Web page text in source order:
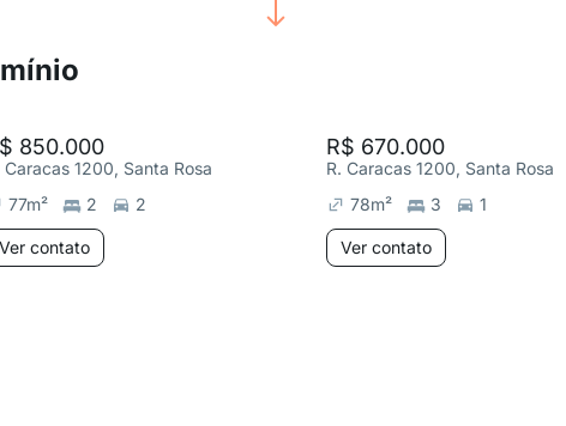
850.000
Caracas 1200, Santa Rosa
77m² 2 2
Ver contato
R$ 670.000
R. Caracas 1200, Santa Rosa
78m² 3 1
Ver contato